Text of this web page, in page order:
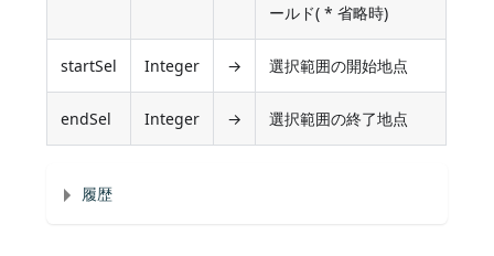
ールド( * 省略時)
startSel Integer → 選択範囲の開始地点
endSel Integer → 選択範囲の終了地点
履歴